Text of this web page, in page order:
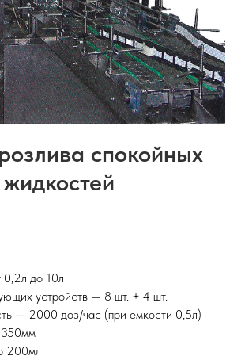
спокойных
0,2л до 10л
устройств — 8 шт. + 4 шт.
— 2000 доз/час (при емкости 0,5л)
200мл